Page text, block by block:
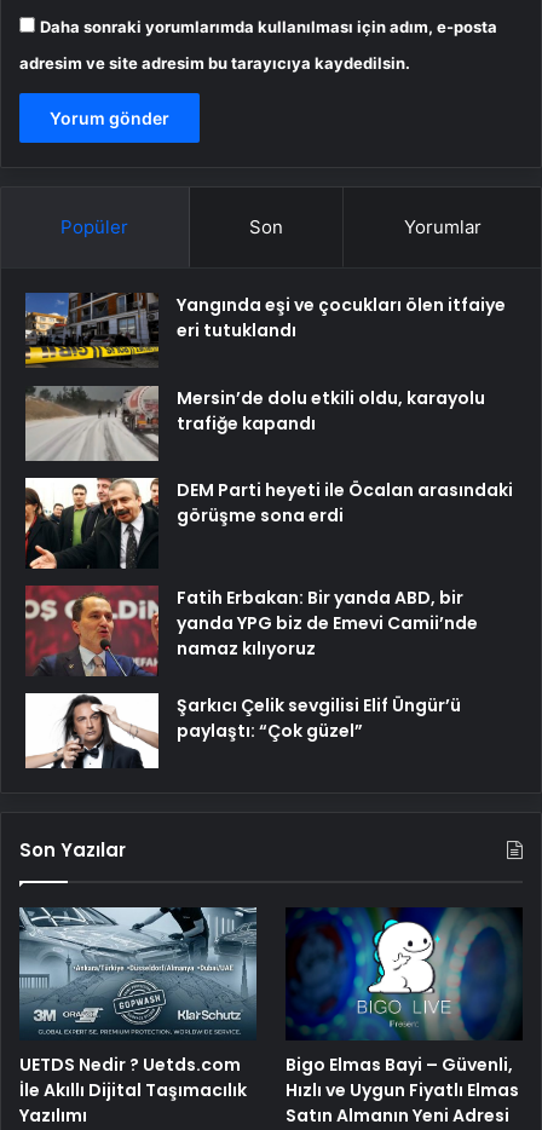
Daha sonraki yorumlarımda kullanılması için adım, e-posta
adresim ve site adresim bu tarayıcıya kaydedilsin.
Popüler Son Yorumlar
Yangında eşi ve çocukları ölen itfaiye
eri tutuklandı
Mersin’de dolu etkili oldu, karayolu
trafiğe kapandı
DEM Parti heyeti ile Öcalan arasındaki
görüşme sona erdi
Fatih Erbakan: Bir yanda ABD, bir
yanda YPG biz de Emevi Camii’nde
namaz kılıyoruz
Şarkıcı Çelik sevgilisi Elif Üngür’ü
paylaştı: “Çok güzel”
Son Yazılar
UETDS Nedir ? Uetds.com
İle Akıllı Dijital Taşımacılık
Yazılımı
Bigo Elmas Bayi – Güvenli,
Hızlı ve Uygun Fiyatlı Elmas
Satın Almanın Yeni Adresi